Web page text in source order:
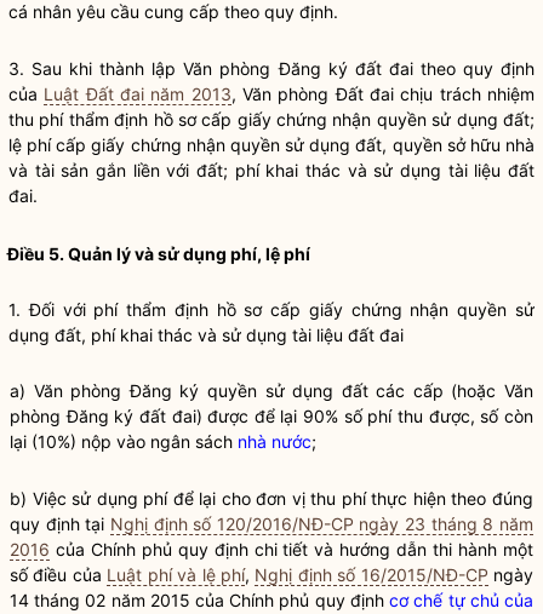
cá nhân yêu cầu cung cấp theo quy định.
3. Sau khi thành lập Văn phòng Đăng ký đất đai theo quy định
của Luật Đất đai năm 2013, Văn phòng Đất đai chịu trách nhiệm
thu phí thẩm định hồ sơ cấp giấy chứng nhận quyền sử dụng đất;
lệ phícấp giấy chứng nhận quyền sử dụng đất, quyền sở hữu nhà
và tài sản gắn liền với đất; phí khai thác và sử dụng tài liệu đất
đai.
Điều 5. Quản lý và sử dụng phí, lệ phí
1. Đối với phí thẩm định hồ sơ cấp giấy chứng nhậnquyền sử
dụng đất, phí khai thác và sử dụng tài liệu đất đai
a) Văn phòng Đăng ký quyền sử dụng đấtcác cấp (hoặc Văn
phòng Đăng ký đất đai) được để lại 90% số phí thu được, số còn
lại (10%) nộp vào ngân sách nhà nước;
b) Việc sử dụng phíđể lại cho đơn vị thu phíthực hiện theo đúng
quy định tại Nghị định số 120/2016/NĐ-CP ngày 23 tháng 8 năm
2016 của Chính phủ quy định chi tiết và hướng dẫn thi hành một
số điều của Luật phí và lệ phí, Nghị định số 16/2015/NĐ-CP ngày
14 tháng 02 năm 2015 của Chính phủ quy địnhcơ chế tự chủ của